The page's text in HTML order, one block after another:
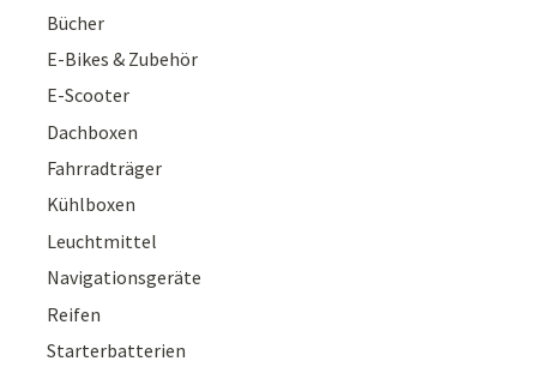
Bücher
E-Bikes & Zubehör
E-Scooter
Dachboxen
Fahrradträger
Kühlboxen
Leuchtmittel
Navigationsgeräte
Reifen
Starterbatterien